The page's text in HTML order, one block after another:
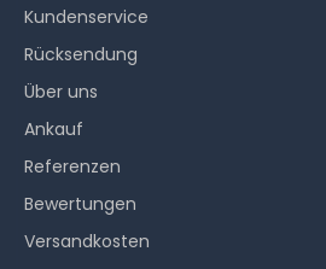
Kundenservice
Rücksendung
Über uns
Ankauf
Referenzen
Bewertungen
Versandkosten